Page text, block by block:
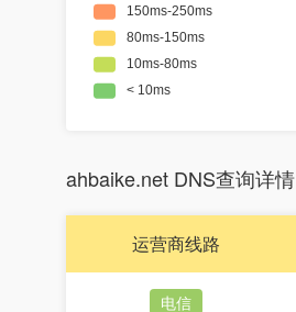
ahbaike.net DNS查询详情
运营商线路
电信